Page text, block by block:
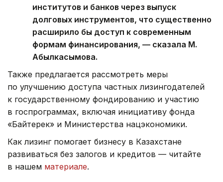
институтов и банков через выпуск
долговых инструментов, что существенно
расширило бы доступ к современным
формам финансирования, — сказала М.
Абылкасымова.
Также предлагается рассмотреть меры
по улучшению доступа частных лизингодателей
к государственному фондированию и участию
в госпрограммах, включая инициативу фонда
«Байтерек» и Министерства нацэкономики.
Как лизинг помогает бизнесу в Казахстане
развиваться без залогов и кредитов — читайте
в нашем материале.